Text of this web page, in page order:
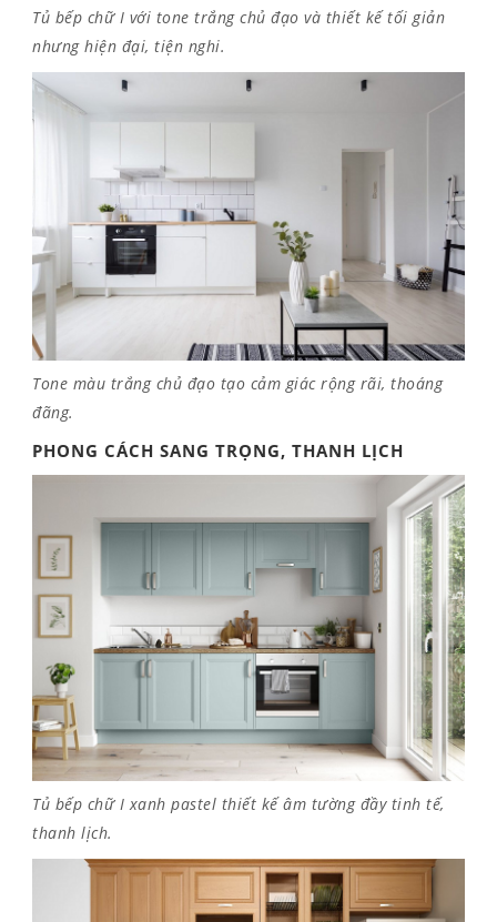
Tủ bếp chữ I với tone trắng chủ đạo và thiết kế tối giản
nhưng hiện đại, tiện nghi.
Tone màu trắng chủ đạo tạo cảm giác rộng rãi, thoáng
đãng.
PHONG CÁCH SANG TRỌNG, THANH LỊCH
Tủ bếp chữ I xanh pastel thiết kế âm tường đầy tinh tế,
thanh lịch.